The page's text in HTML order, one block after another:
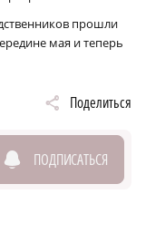
прошли
мая и теперь
Поделиться
ПОДПИСАТЬСЯ